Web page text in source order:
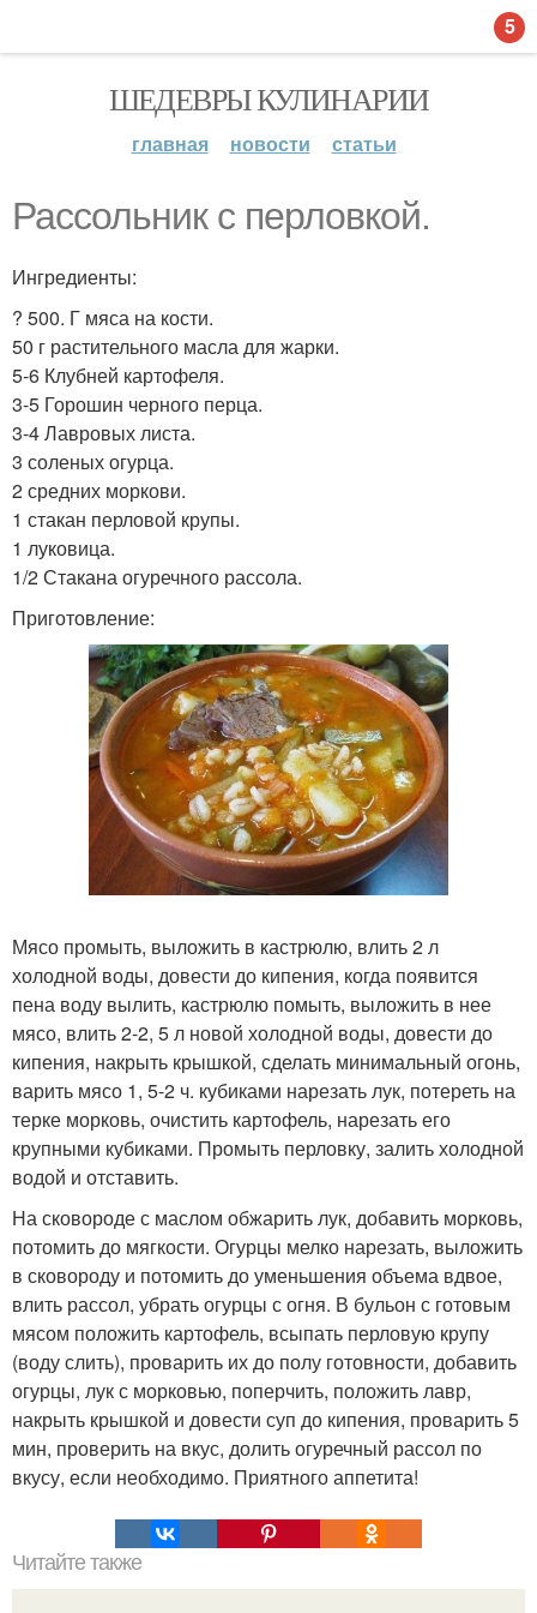
ШЕДЕВРЫ КУЛИНАРИИ
главная новости статьи
Рассольник с перловкой.
Ингредиенты:
? 500. Г мяса на кости.
50 г растительного масла для жарки.
5-6 Клубней картофеля.
3-5 Горошин черного перца.
3-4 Лавровых листа.
3 соленых огурца.
2 средних моркови.
1 стакан перловой крупы.
1 луковица.
1/2 Стакана огуречного рассола.
Приготовление:
Мясо промыть, выложить в кастрюлю, влить 2 л
холодной воды, довести до кипения, когда появится
пена воду вылить, кастрюлю помыть, выложить в нее
мясо, влить 2-2, 5 л новой холодной воды, довести до
кипения, накрыть крышкой, сделать минимальный огонь,
варить мясо 1, 5-2 ч. кубиками нарезать лук, потереть на
терке морковь, очистить картофель, нарезать его
крупными кубиками. Промыть перловку, залить холодной
водой и отставить.
На сковороде с маслом обжарить лук, добавить морковь,
потомить до мягкости. Огурцы мелко нарезать, выложить
в сковороду и потомить до уменьшения объема вдвое,
влить рассол, убрать огурцы с огня. В бульон с готовым
мясом положить картофель, всыпать перловую крупу
(воду слить), проварить их до полу готовности, добавить
огурцы, лук с морковью, поперчить, положить лавр,
накрыть крышкой и довести суп до кипения, проварить 5
мин, проверить на вкус, долить огуречный рассол по
вкусу, если необходимо. Приятного аппетита!
Читайте также
5